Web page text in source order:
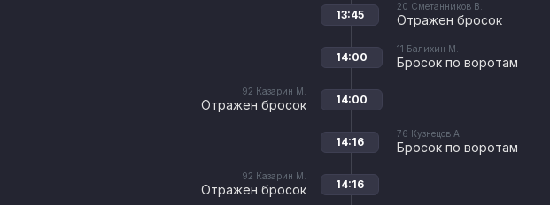
20 Сметанников В.
Отражен бросок
13:45
11 Балихин М.
Бросок по воротам
14:00
92 Казарин М.
Отражен бросок 14:00
76 Кузнецов А.
Бросок по воротам
14:16
92 Казарин М.
Отражен бросок 14:16